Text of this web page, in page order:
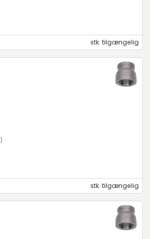
stk. tilgængelig
stk. tilgængelig